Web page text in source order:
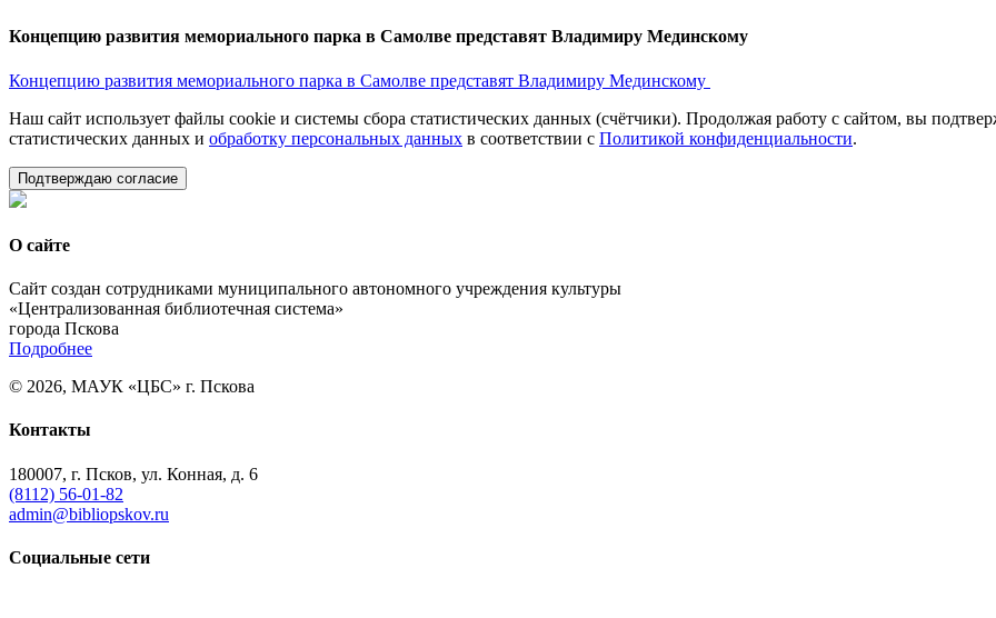
Концепцию развития мемориального парка в Самолве представят Владимиру Мединскому
Концепцию развития мемориального парка в Самолве представят Владимиру Мединскому
Наш сайт использует файлы cookie и системы сбора статистических данных (счётчики). Продолжая работу с сайтом, вы
статистических данных и обработку персональных данных в соответствии с Политикой конфиденциальности.
Подтверждаю согласие
О сайте
Сайт создан сотрудниками муниципального автономного учреждения культуры
«Централизованная библиотечная система»
города Пскова
Подробнее
© 2026, МАУК «ЦБС» г. Пскова
Контакты
180007, г. Псков, ул. Конная, д. 6
(8112) 56-01-82
admin@bibliopskov.ru
Социальные сети